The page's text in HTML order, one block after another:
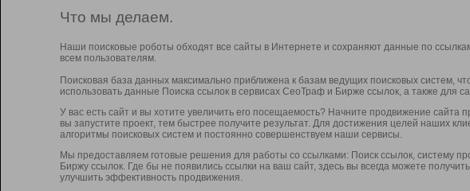
Что мы делаем.
Наши поисковые роботы обходят все сайты в Интернете и сохраняют данные по
всем пользователям.
Поисковая база данных максимально приближена к базам ведущих поисковых систем,
использовать данные Поиска ссылок в сервисах СеоТраф и Бирже ссылок, а также для
У вас есть сайт и вы хотите увеличить его посещаемость? Начните продвижение сайта
вы запустите проект, тем быстрее получите результат. Для достижения целей наших
алгоритмы поисковых систем и постоянно совершенствуем наши сервисы.
Мы предоставляем готовые решения для работы со ссылками: Поиск ссылок, систему
Биржу ссылок. Где бы не появились ссылки на ваш сайт, здесь вы всегда можете
улучшить эффективность продвижения.